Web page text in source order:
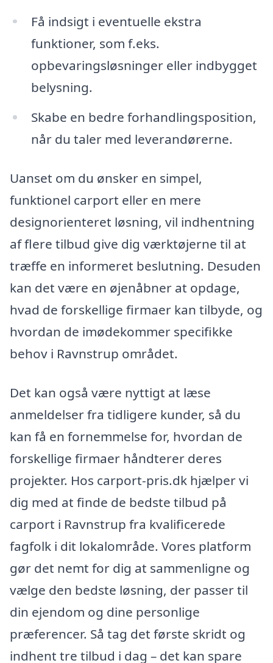
Få indsigt i eventuelle ekstra
funktioner, som f.eks.
opbevaringsløsninger eller indbygget
belysning.
Skabe en bedre forhandlingsposition,
når du taler med leverandørerne.
Uanset om du ønsker en simpel,
funktionel carport eller en mere
designorienteret løsning, vil indhentning
af flere tilbud give dig værktøjerne til at
træffe en informeret beslutning. Desuden
kan det være en øjenåbner at opdage,
hvad de forskellige firmaer kan tilbyde, og
hvordan de imødekommer specifikke
behov i Ravnstrup området.
Det kan også være nyttigt at læse
anmeldelser fra tidligere kunder, så du
kan få en fornemmelse for, hvordan de
forskellige firmaer håndterer deres
projekter. Hos carport-pris.dk hjælper vi
dig med at finde de bedste tilbud på
carport i Ravnstrup fra kvalificerede
fagfolk i dit lokalområde. Vores platform
gør det nemt for dig at sammenligne og
vælge den bedste løsning, der passer til
din ejendom og dine personlige
præferencer. Så tag det første skridt og
indhent tre tilbud i dag – det kan spare